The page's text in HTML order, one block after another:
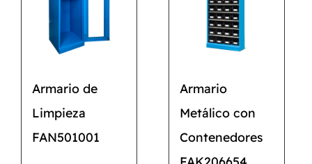
Armario de
Limpieza
FAN501001
Armario
Metálico con
Contenedores